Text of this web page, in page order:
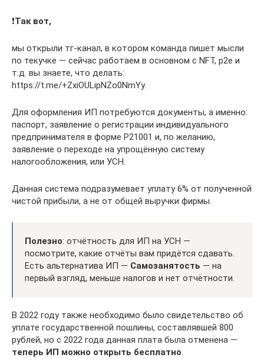
❗️Так вот,
мы открыли тг-канал, в котором команда пишет мысли
по текучке — сейчас работаем в основном с NFT, p2e и
т.д. вы знаете, что делать:
https://t.me/+ZxiOULipNZo0NmYy.
Для оформления ИП потребуются документы, а именно:
паспорт, заявление о регистрации индивидуального
предпринимателя в форме Р21001 и, по желанию,
заявление о переходе на упрощённую систему
налогообложения, или УСН.
Данная система подразумевает уплату 6% от полученной
чистой прибыли, а не от общей выручки фирмы.
Полезно: отчётность для ИП на УСН —
посмотрите, какие отчёты вам придётся сдавать.
Есть альтернатива ИП — Самозанятость — на
первый взгляд, меньше налогов и нет отчётности.
В 2022 году также необходимо было свидетельство об
уплате государственной пошлины, составлявшей 800
рублей, но с 2022 года данная плата была отменена —
теперь ИП можно открыть бесплатно